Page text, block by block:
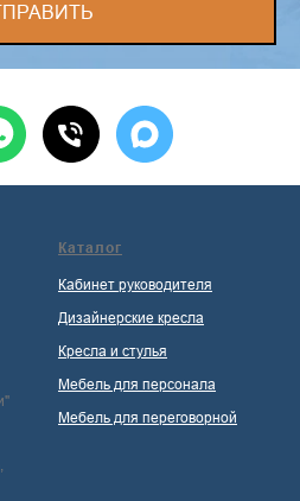
Каталог
Кабинет руководителя
Дизайнерские кресла
Кресла и стулья
Мебель для персонала
Мебель для переговорной